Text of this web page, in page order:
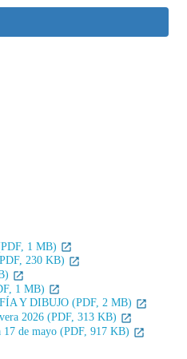
1 MB)
230 KB)
1 MB)
Y DIBUJO (PDF, 2 MB)
2026 (PDF, 313 KB)
17 de mayo (PDF, 917 KB)